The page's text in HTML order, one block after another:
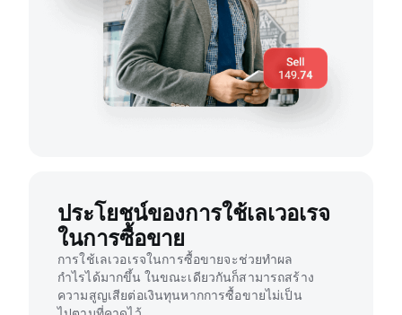
ประโยชน์ของการใช้เลเวอเรจ
ในการซื้อขาย
การใช้เลเวอเรจในการซื้อขายจะช่วยทำผล
กำไรได้มากขึ้น ในขณะเดียวกันก็สามารถสร้าง
ความสูญเสียต่อเงินทุนหากการซื้อขายไม่เป็น